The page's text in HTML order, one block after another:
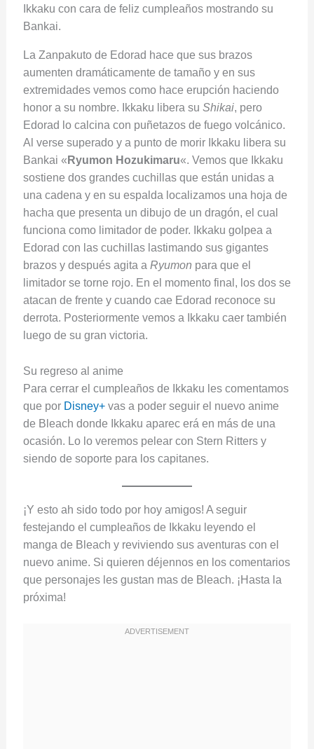
Ikkaku con cara de feliz cumpleaños mostrando su
Bankai.
La Zanpakuto de Edorad hace que sus brazos
aumenten dramáticamente de tamaño y en sus
extremidades vemos como hace erupción haciendo
honor a su nombre. Ikkaku libera su Shikai, pero
Edorad lo calcina con puñetazos de fuego volcánico.
Al verse superado y a punto de morir Ikkaku libera su
Bankai « Ryumon Hozukimaru«. Vemos que Ikkaku
sostiene dos grandes cuchillas que están unidas a
una cadena y en su espalda localizamos una hoja de
hacha que presenta un dibujo de un dragón, el cual
funciona como limitador de poder. Ikkaku golpea a
Edorad con las cuchillas lastimando sus gigantes
brazos y después agita a Ryumon para que el
limitador se torne rojo. En el momento final, los dos se
atacan de frente y cuando cae Edorad reconoce su
derrota. Posteriormente vemos a Ikkaku caer también
luego de su gran victoria.
Su regreso al anime
Para cerrar el cumpleaños de Ikkaku les comentamos
que por Disney+vas a poder seguir el nuevo anime
de Bleach donde Ikkaku aparec erá en más de una
ocasión. Lo lo veremos pelear con Stern Ritters y
siendo de soporte para los capitanes.
¡Y esto ah sido todo por hoy amigos! A seguir
festejando el cumpleaños de Ikkaku leyendo el
manga de Bleach y reviviendo sus aventuras con el
nuevo anime. Si quieren déjennos en los comentarios
que personajes les gustan mas de Bleach. ¡Hasta la
próxima!